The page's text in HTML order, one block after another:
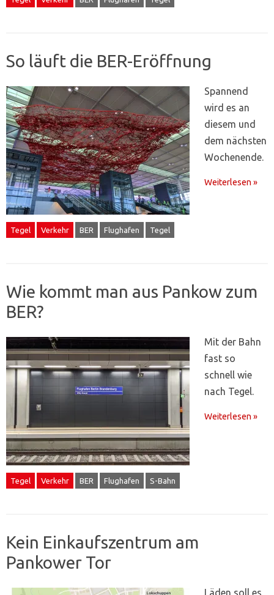
So läuft die BER-Eröffnung
Spannend
wird es an
diesem und
dem nächsten
Wochenende.
Weiterlesen »
Tegel Verkehr BER Flughafen Tegel
Wie kommt man aus Pankow zum
BER?
Mit der Bahn
fast so
schnell wie
nach Tegel.
Weiterlesen »
Tegel Verkehr BER Flughafen S-Bahn
Kein Einkaufszentrum am
Pankower Tor
Läden soll es